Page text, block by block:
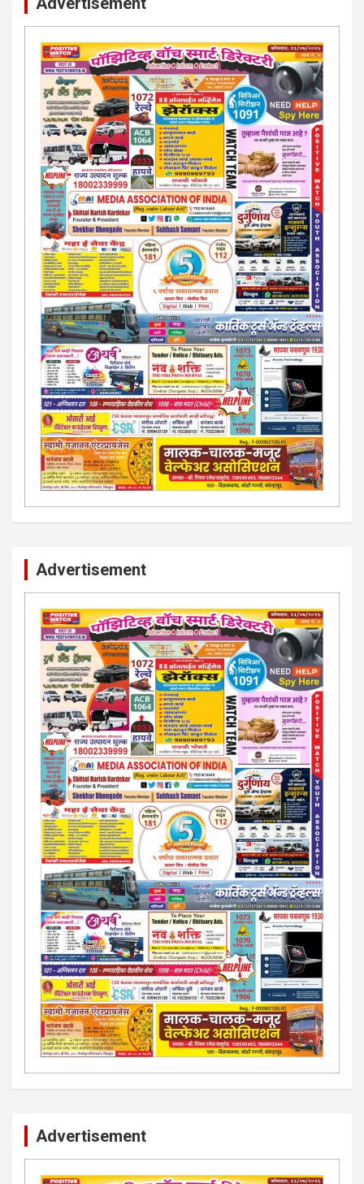
कायदेशीर सल्ला या मार्गदर्शन पाहिजे. संपर्क साधा-
परिस्थितीनुसार तुम्ही जर आर्थिक, शैक्षणिक, सामाजिक समस्या, गुन्हेगारी,
शारीरीक त्रास, फसवणूक सारख्या प्रकरणात अडकला असाल, काेर्टाची
पायरी चढला असाल तर चिंता नकाे.. आम्ही मदत करू. मार्गदर्शन करू,
कायदेशीर सल्ला देऊ. - आजच संपर्क साधा- भारत साेनुले-8888207374
या AD सतिश कुंभार -9860944728
मराठी.. इंग्रजी पेपरला जाहिरात द्यायची संपर्क साधा..
मराठी इंग्रजी दैनिकासाठी जिल्हा, राज्य आवृत्तीसाठी जाहिराती स्विकारल्या
जातील. नवशक्ती, फ्री प्रेस जर्नल साठी तुम्हीही तुमच्या नाेटीस द्या. बँक,
13/213/4 सेल्स , डिमांड नाेटीस इतरांच्यापेक्षा वाजवी दरात आम्ही आपली
जाहिरात पब्लिश करू. माेबा. 9420939699
Advertisement
Advertisement